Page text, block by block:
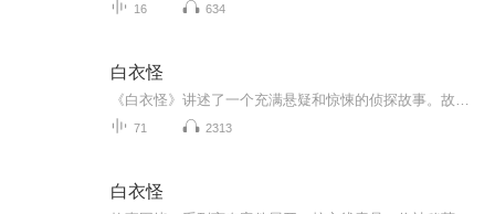
16 634
白衣怪
71 2313
白衣怪